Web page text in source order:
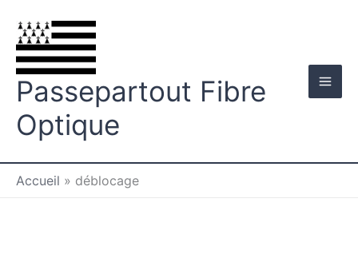
contenu
Passepartout Fibre
Optique
Accueil » déblocage